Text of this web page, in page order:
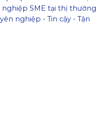
SME tại thị thường
nghiệp - Tin cậy - Tận